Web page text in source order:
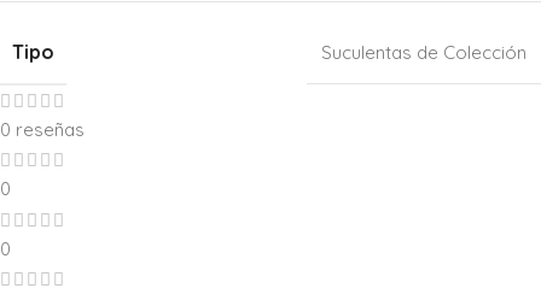
Tipo Suculentas de Colección
0 reseñas
0
0